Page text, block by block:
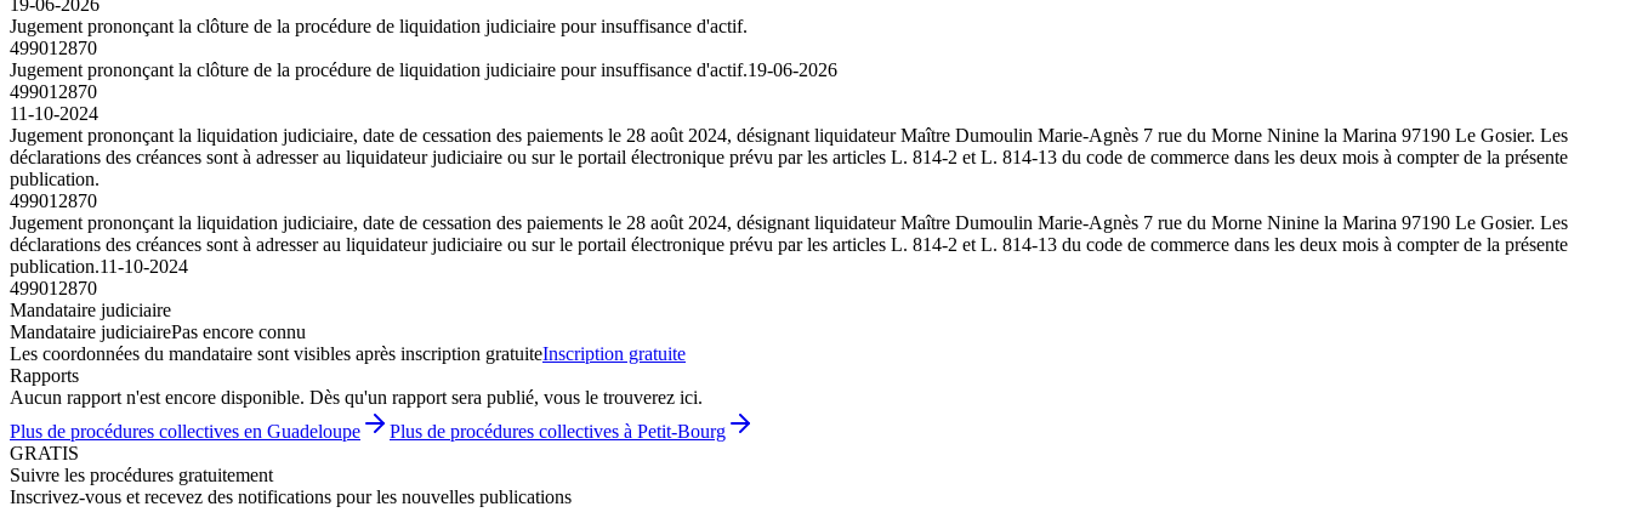
Jugement prononçant la clôture de la procédure de liquidation judiciaire pour insuffisance d'actif.
499012870
Jugement prononçant la clôture de la procédure de liquidation judiciaire pour insuffisance d'actif.19-06-2026
499012870
11-10-2024
Jugement prononçant la liquidation judiciaire, date de cessation des paiements le 28 août 2024, désignant liquidateur Maître Dumoulin Marie-Agnès 7 rue du Morne Ninine la Marina 97190 Le Gosier. Les
déclarations des créances sont à adresser au liquidateur judiciaire ou sur le portail électronique prévu par les articles L. 814-2 et L. 814-13 du code de commerce dans les deux mois à compter de la présente
publication.
499012870
Jugement prononçant la liquidation judiciaire, date de cessation des paiements le 28 août 2024, désignant liquidateur Maître Dumoulin Marie-Agnès 7 rue du Morne Ninine la Marina 97190 Le Gosier. Les
déclarations des créances sont à adresser au liquidateur judiciaire ou sur le portail électronique prévu par les articles L. 814-2 et L. 814-13 du code de commerce dans les deux mois à compter de la présente
publication.11-10-2024
499012870
Mandataire judiciaire
Mandataire judiciairePas encore connu
Les coordonnées du mandataire sont visibles après inscription gratuiteInscription gratuite
Rapports
Aucun rapport n'est encore disponible. Dès qu'un rapport sera publié, vous le trouverez ici.
Plus de procédures collectives en Guadeloupe
Plus de procédures collectives à Petit-Bourg
GRATIS
Suivre les procédures gratuitement
Inscrivez-vous et recevez des notifications pour les nouvelles publications